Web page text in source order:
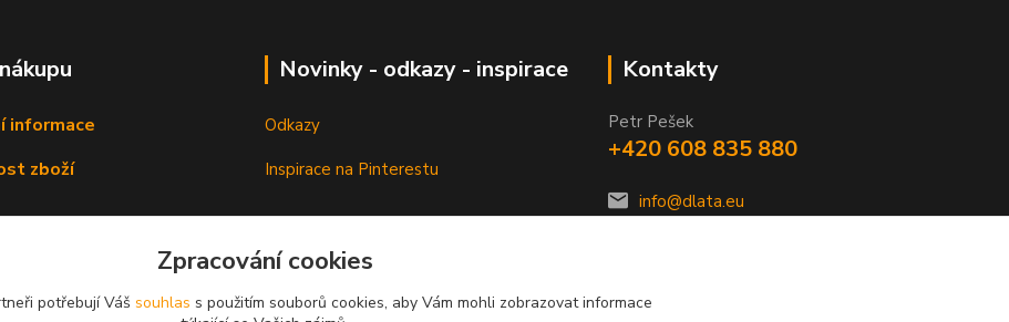
informace
zboží
Novinky - odkazy - inspirace
Odkazy
Inspirace na Pinterestu
Kontakty
Petr Pešek
+420 608 835 880
info@dlata.eu
Zpracování cookies
potřebují Váš souhlas s použitím souborů cookies, aby Vám mohli zobrazovat informace